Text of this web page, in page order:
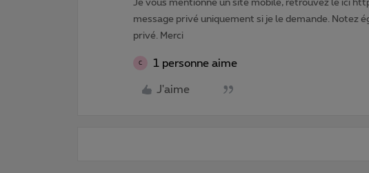
Je vous mentionne un site mobile, retrouvez le ici
message privé uniquement si je le demande. Notez
privé. Merci
C 1 personne aime
J'aime